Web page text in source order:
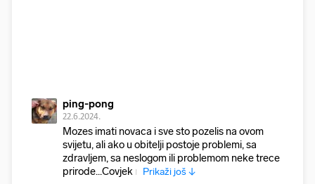
ping-pong
22.6.2024.
Mozes imati novaca i sve sto pozelis na ovom
svijetu, ali ako u obitelji postoje problemi, sa
zdravljem, sa neslogom ili problemom neke trece
prirode...Covjek n Prikaži još ↓